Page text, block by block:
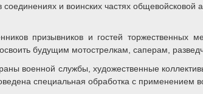
и воинских частях
призывников и гостей торжественных
будущим мотострелкам, саперам,
военной службы, художественные
специальная обработка с